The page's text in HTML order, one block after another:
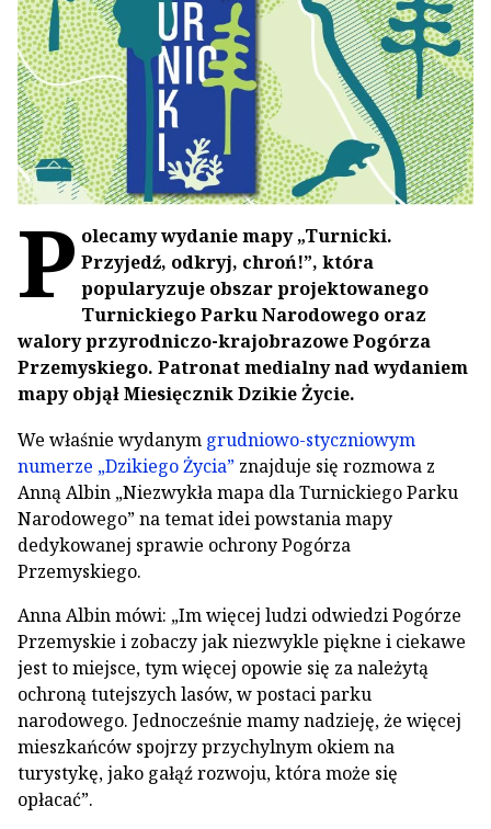
P olecamy wydanie mapy „Turnicki.
Przyjedź, odkryj, chroń!”, która
popularyzuje obszar projektowanego
Turnickiego Parku Narodowego oraz
walory przyrodniczo-krajobrazowe Pogórza
Przemyskiego. Patronat medialny nad wydaniem
mapy objął Miesięcznik Dzikie Życie.
We właśnie wydanym grudniowo-styczniowym
numerze „Dzikiego Życia” znajduje się rozmowa z
Anną Albin „Niezwykła mapa dla Turnickiego Parku
Narodowego” na temat idei powstania mapy
dedykowanej sprawie ochrony Pogórza
Przemyskiego.
Anna Albin mówi: „Im więcej ludzi odwiedzi Pogórze
Przemyskie i zobaczy jak niezwykle piękne i ciekawe
jest to miejsce, tym więcej opowie się za należytą
ochroną tutejszych lasów, w postaci parku
narodowego. Jednocześnie mamy nadzieję, że więcej
mieszkańców spojrzy przychylnym okiem na
turystykę, jako gałąź rozwoju, która może się
opłacać”.